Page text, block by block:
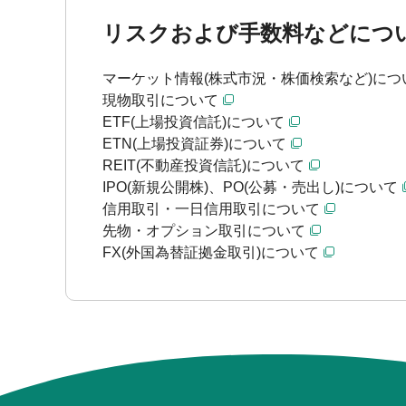
リスクおよび手数料などにつ
マーケット情報(株式市況・株価検索など)につ
現物取引について
ETF(上場投資信託)について
ETN(上場投資証券)について
REIT(不動産投資信託)について
IPO(新規公開株)、PO(公募・売出し)について
信用取引・一日信用取引について
先物・オプション取引について
FX(外国為替証拠金取引)について